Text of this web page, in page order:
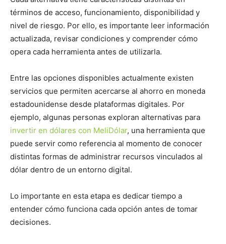
términos de acceso, funcionamiento, disponibilidad y
nivel de riesgo. Por ello, es importante leer información
actualizada, revisar condiciones y comprender cómo
opera cada herramienta antes de utilizarla.
Entre las opciones disponibles actualmente existen
servicios que permiten acercarse al ahorro en moneda
estadounidense desde plataformas digitales. Por
ejemplo, algunas personas exploran alternativas para
invertir en dólares con MeliDólar, una herramienta que
puede servir como referencia al momento de conocer
distintas formas de administrar recursos vinculados al
dólar dentro de un entorno digital.
Lo importante en esta etapa es dedicar tiempo a
entender cómo funciona cada opción antes de tomar
decisiones.